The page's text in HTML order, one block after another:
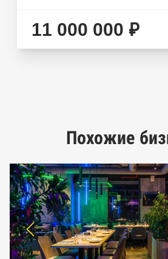
имущества нотариальной
Реестр недействительных
предпринимательства ФНС
11 000 000 ₽
Похожие